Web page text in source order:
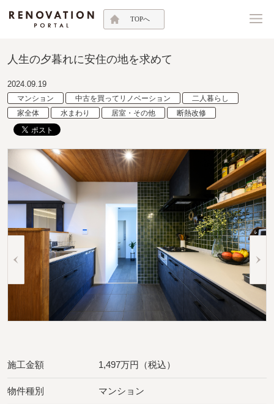
TOPへ
人生の夕暮れに安住の地を求めて
2024.09.19
マンション 中古を買ってリノベーション
二人暮らし
家全体
水まわり 居室・その他 断熱改修
施工金額 1,497万円（税込）
物件種別 マンション